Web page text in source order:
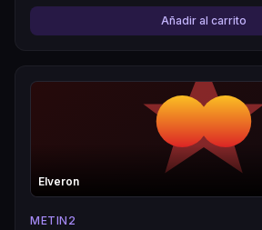
Añadir al carrito
Elveron
METIN2